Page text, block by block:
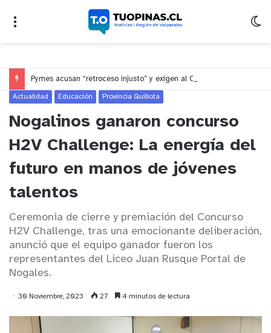
Actualidad Educación Provincia Quillota
Nogalinos ganaron concurso
H2V Challenge: La energía del
futuro en manos de jóvenes
talentos
Ceremonia de cierre y premiación del Concurso
H2V Challenge, tras una emocionante deliberación,
anunció que el equipo ganador fueron los
representantes del Liceo Juan Rusque Portal de
Nogales.
30 Noviembre, 2023 27 4 minutos de lectura